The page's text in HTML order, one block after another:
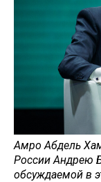
Амро Абдель
России Андрею
обсуждаемой в